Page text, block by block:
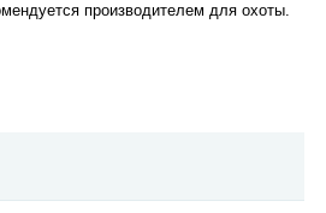
производителем для охоты.